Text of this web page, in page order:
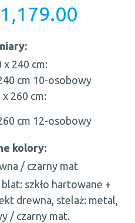
1,179.00
x 240 cm:
cm 10-osobowy
x 260 cm:
cm 12-osobowy
kolory:
/ czarny mat
blat: szkło hartowane +
drewna, stelaż: metal,
/ czarny mat.